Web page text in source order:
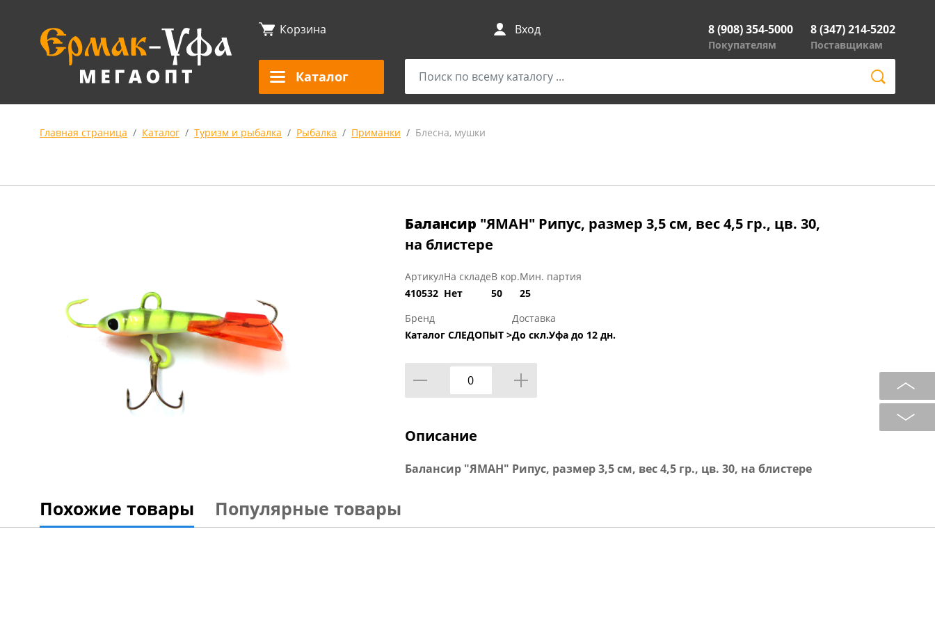
Корзина Вход 8 (908) 354-5000
Покупателям
8 (347) 214-5202
Поставщикам
Каталог
Главная страница Каталог Туризм и рыбалка Рыбалка Приманки Блесна, мушки
Балансир "ЯМАН" Рипус, размер 3,5 см, вес 4,5 гр., цв. 30,
на блистере
Артикул
410532
На складе
Нет
В кор.
50
Мин. партия
25
Бренд
Каталог СЛЕДОПЫТ >
Доставка
До скл.Уфа до 12 дн.
Описание
Балансир "ЯМАН" Рипус, размер 3,5 см, вес 4,5 гр., цв. 30, на блистере
Похожие товары Популярные товары